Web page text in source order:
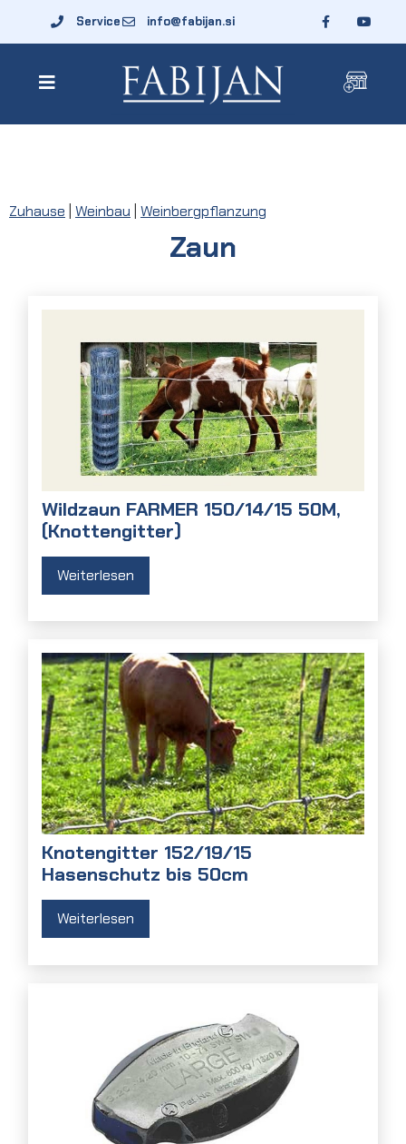
Service info@fabijan.si
Zuhause Weinbau Weinbergpflanzung
Zaun
Wildzaun FARMER 150/14/15 50M,
(Knottengitter)
Weiterlesen
Knotengitter 152/19/15
Hasenschutz bis 50cm
Weiterlesen